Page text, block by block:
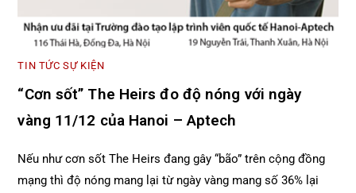
TIN TỨC SỰ KIỆN
“Cơn sốt” The Heirs đo độ nóng với ngày
vàng 11/12 của Hanoi – Aptech
Nếu như cơn sốt The Heirs đang gây “bão” trên cộng đồng
mạng thì độ nóng mang lại từ ngày vàng mang số 36% lại